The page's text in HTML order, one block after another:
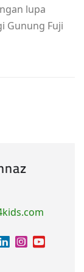
lupa
Gunung Fuji